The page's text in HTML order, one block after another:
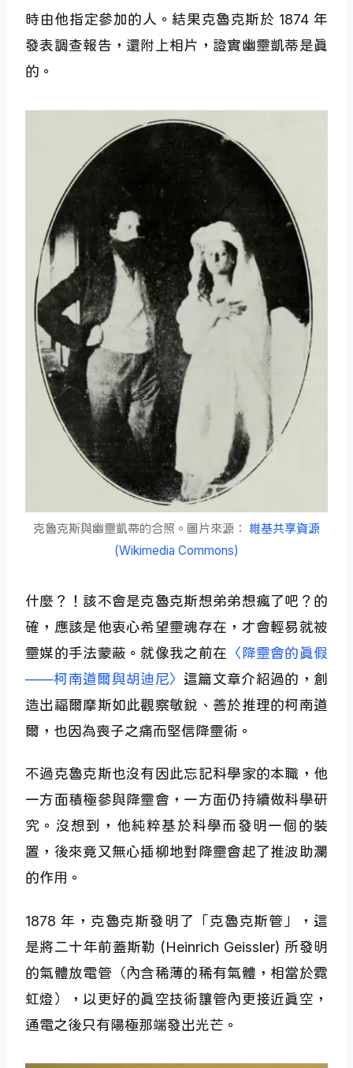
時由他指定參加的人。結果克魯克斯於 1874 年
發表調查報告，還附上相片，證實幽靈凱蒂是真
的。
克魯克斯與幽靈凱蒂的合照。圖片來源： 維基共享資源
(Wikimedia Commons)
什麼？！該不會是克魯克斯想弟弟想瘋了吧？的
確，應該是他衷心希望靈魂存在，才會輕易就被
靈媒的手法蒙蔽。就像我之前在 〈降靈會的真假
——柯南道爾與胡迪尼〉 這篇文章介紹過的，創
造出福爾摩斯如此觀察敏銳、善於推理的柯南道
爾，也因為喪子之痛而堅信降靈術。
不過克魯克斯也沒有因此忘記科學家的本職，他
一方面積極參與降靈會，一方面仍持續做科學研
究。沒想到，他純粹基於科學而發明一個的裝
置，後來竟又無心插柳地對降靈會起了推波助瀾
的作用。
1878 年，克魯克斯發明了「克魯克斯管」，這
是將二十年前蓋斯勒 (Heinrich Geissler) 所發明
的氣體放電管（內含稀薄的稀有氣體，相當於霓
虹燈），以更好的真空技術讓管內更接近真空，
通電之後只有陽極那端發出光芒。